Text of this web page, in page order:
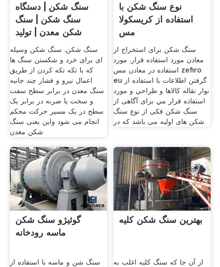
سنگ شکن | دستگاه
سنگ شکن | سنگ
شکن معدن | تولید
کننده سنگ شکن
سنگ شکن. سنگ شکن وسیله
ای برای خرد و شکستن سنگ ها
که با تکه تکه کردن از طریق
اعمال نیرو و فشار چند جانبه
سنگ معدن در برابر سطح سفت
و سخت یا ضربه در برابر یک
سطح در یک مسیر حرکت محکم
انجام می شود واین یعنی سنگ
شکن معدن
نوع سنگ شکن با
استفاده از کریسکولا
مس
سنگ شکن برای استخراج از
معادن مورد استفاده قرار. مورد
استفاده در معادن مس zefiro
eu گرفتن اطلاعات با استفاده از
نوار نقاله كالاها و طراحي و مورد
استفاده قرار مي برای آگاهی از
سنگ شکن فکی از نوع سنگ
شکن های اولیه می باشد که در
گوئیژو سنگ شکن
ماسه رودخانه
سنگ شن و ماسه با استفاده از
بهترین سنگ شکن کلیه
از آن جا که سنگ کلیه اغلب به